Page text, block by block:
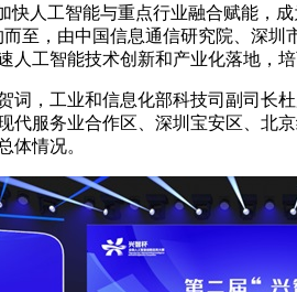
人工智能与重点行业融合赋能，
至，由中国信息通信研究院、深
工智能技术创新和产业化落地，
词，工业和信息化部科技司副司
服务业合作区、深圳宝安区、
体情况。